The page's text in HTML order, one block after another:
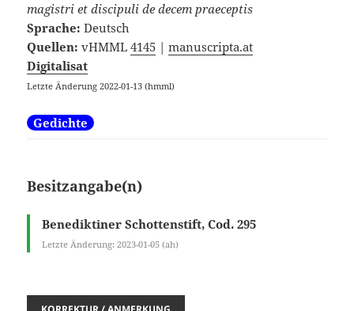
magistri et discipuli de decem praeceptis
Sprache:Deutsch
Quellen:vHMML4145 |manuscripta.at
Digitalisat
Letzte Änderung 2022-01-13 (hmml)
Gedichte
Besitzangabe(n)
Benediktiner Schottenstift, Cod. 295
Letzte Änderung: 2023-01-05 (ah)